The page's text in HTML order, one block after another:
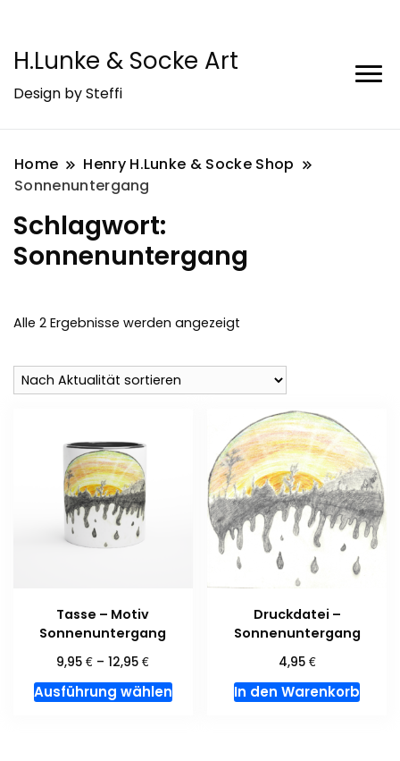
H.Lunke & Socke Art
Design by Steffi
Home
Henry H.Lunke & Socke Shop
Sonnenuntergang
Schlagwort:
Sonnenuntergang
Alle 2 Ergebnisse werden angezeigt
sortiert
Tasse – Motiv
Sonnenuntergang
9,95€ –12,95€
Ausführung wählenDieses
Produkt
Druckdatei –
Sonnenuntergang
4,95 €
In den Warenkorb